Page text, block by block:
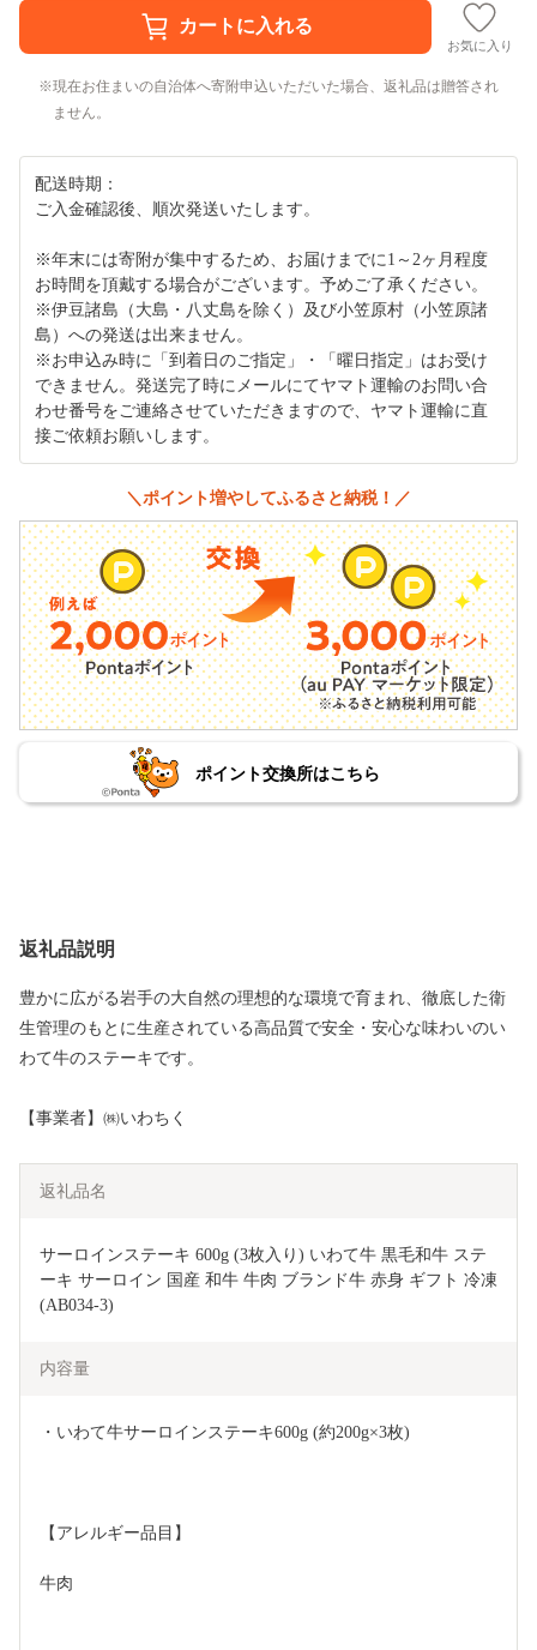
お気に入り
現在お住まいの自治体へ寄附申込いただいた場合、返礼品は贈答され
ません。
配送時期：
ご入金確認後、順次発送いたします。
※年末には寄附が集中するため、お届けまでに1～2ヶ月程度
お時間を頂戴する場合がございます。予めご了承ください。
※伊豆諸島（大島・八丈島を除く）及び小笠原村（小笠原諸
島）への発送は出来ません。
※お申込み時に「到着日のご指定」・「曜日指定」はお受け
できません。発送完了時にメールにてヤマト運輸のお問い合
わせ番号をご連絡させていただきますので、ヤマト運輸に直
接ご依頼お願いします。
＼ポイント増やしてふるさと納税！／
ポイント交換所はこちら
返礼品説明
豊かに広がる岩手の大自然の理想的な環境で育まれ、徹底した衛
生管理のもとに生産されている高品質で安全・安心な味わいのい
わて牛のステーキです。
【事業者】㈱いわちく
返礼品名
サーロインステーキ 600g (3枚入り) いわて牛 黒毛和牛 ステ
ーキ サーロイン 国産 和牛 牛肉 ブランド牛 赤身 ギフト 冷凍
(AB034-3)
内容量
・いわて牛サーロインステーキ600g (約200g×3枚)
【アレルギー品目】
牛肉